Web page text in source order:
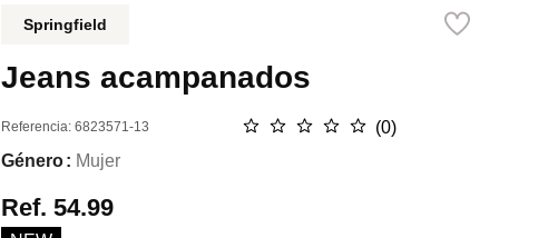
Springfield
Jeans acampanados
Referencia:6823571-13 ☆ ☆ ☆ ☆ ☆ (0)
Género
Mujer
Ref.54.99